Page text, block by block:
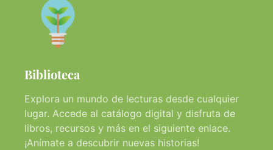
Biblioteca
Explora un mundo de lecturas desde cualquier
lugar. Accede al catálogo digital y disfruta de
libros, recursos y más en el siguiente enlace.
¡Anímate a descubrir nuevas historias!